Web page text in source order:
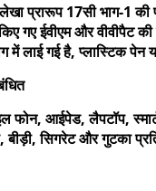
प्रारूप 17सी भाग-1 की
गए ईवीएम और वीवीपैट
में लाई गई है, प्लास्टिक पेन
फोन, आईपेड, लैपटॉप,
सिगरेट और गुटका